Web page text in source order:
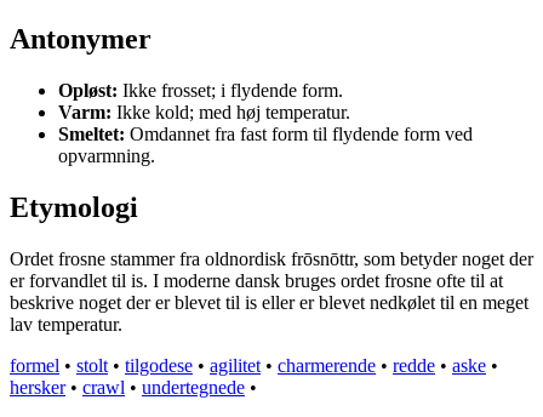
Antonymer
Opløst: Ikke frosset; i flydende form.
Varm: Ikke kold; med høj temperatur.
Smeltet: Omdannet fra fast form til flydende form ved
opvarmning.
Etymologi
Ordet frosne stammer fra oldnordisk frōsnōttr, som betyder noget der
er forvandlet til is. I moderne dansk bruges ordet frosne ofte til at
beskrive noget der er blevet til is eller er blevet nedkølet til en meget
lav temperatur.
formel • stolt • tilgodese • agilitet • charmerende • redde • aske •
hersker• crawl • undertegnede •